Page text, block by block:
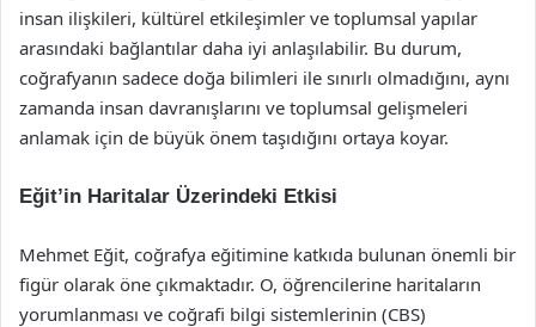
insan ilişkileri, kültürel etkileşimler ve toplumsal yapılar
arasındaki bağlantılar daha iyi anlaşılabilir. Bu durum,
coğrafyanın sadece doğa bilimleri ile sınırlı olmadığını, aynı
zamanda insan davranışlarını ve toplumsal gelişmeleri
anlamak için de büyük önem taşıdığını ortaya koyar.
Eğit’in Haritalar Üzerindeki Etkisi
Mehmet Eğit, coğrafya eğitimine katkıda bulunan önemli bir
figür olarak öne çıkmaktadır. O, öğrencilerine haritaların
yorumlanması ve coğrafi bilgi sistemlerinin (CBS)